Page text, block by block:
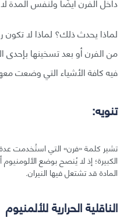
لماذا يحدث ذلك؟ لماذا لا تكون
من الفرن أو بعد تسخينها
فيه كافة الأشياء التي وضعت
تنويه:
تشير كلمة «فرن» التي استُخدمت عدة
الكبيرة؛ إذ لا يُنصح بوضع
المادة قد تشتعل فيها النيران.
الناقلية الحرارية للألمنيوم